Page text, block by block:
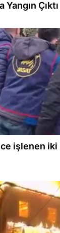
Çıktı
işlenen iki